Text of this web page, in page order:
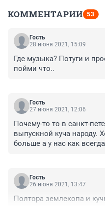
КОММЕНТАРИИ 53
Гость
28 июня 2021, 15:09
Где музыка? Потуги и
пойми что..
Гость
27 июня 2021, 12:06
Почему-то то в санкт-
выпускной куча народу.
больше а у нас как
Гость
26 июня 2021, 13:47
Полтора землекопа и